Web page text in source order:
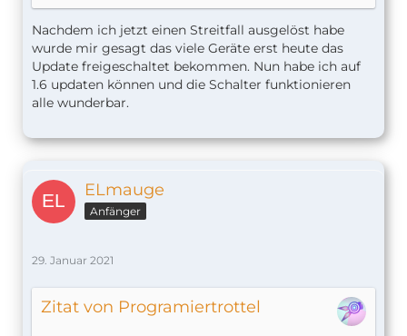
Nachdem ich jetzt einen Streitfall ausgelöst habe
wurde mir gesagt das viele Geräte erst heute das
Update freigeschaltet bekommen. Nun habe ich auf
1.6 updaten können und die Schalter funktionieren
alle wunderbar.
ELmauge
Anfänger
29. Januar 2021
Zitat von Programiertrottel